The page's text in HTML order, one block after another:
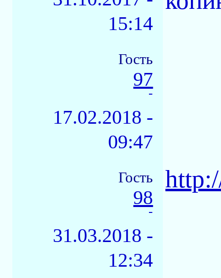
15:14
Гость
97
-
17.02.2018 -
09:47
Гость
98
-
31.03.2018 -
12:34